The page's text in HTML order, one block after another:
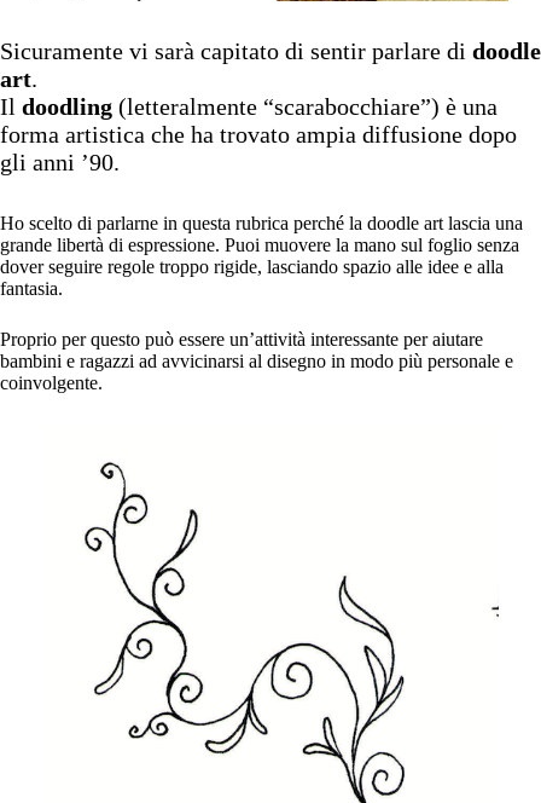
Sicuramente vi sarà capitato di sentir parlare di doodle
art.
Il doodling (letteralmente “scarabocchiare”) è una
forma artistica che ha trovato ampia diffusione dopo
gli anni ’90.
Ho scelto di parlarne in questa rubrica perché la doodle art lascia una
grande libertà di espressione. Puoi muovere la mano sul foglio senza
dover seguire regole troppo rigide, lasciando spazio alle idee e alla
fantasia.
Proprio per questo può essere un’attività interessante per aiutare
bambini e ragazzi ad avvicinarsi al disegno in modo più personale e
coinvolgente.